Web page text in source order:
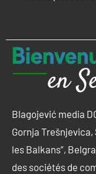
Blagojević media
Gornja
les Balkans”,
des sociétés de